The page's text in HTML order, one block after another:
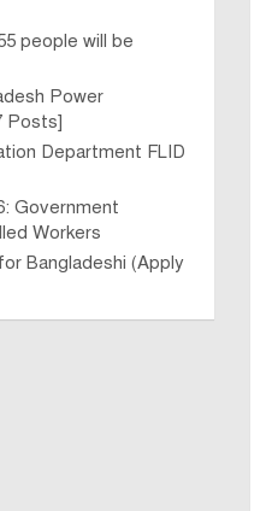
people will be
Power
Posts]
Department FLID
Government
Workers
Bangladeshi (Apply